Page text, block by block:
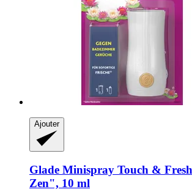
Ajouter
Glade Minispray Touch &
Zen", 10 ml